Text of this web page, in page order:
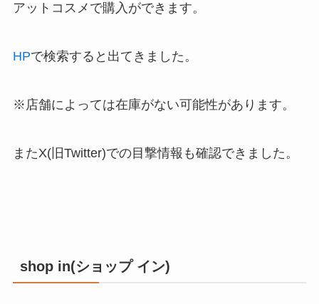
アットコスメで購入ができます。
HPで検索すると出てきました。
※店舗によっては在庫がない可能性があります。
またX(旧Twitter)での目撃情報も確認できました。
shop in(ショップ イン)